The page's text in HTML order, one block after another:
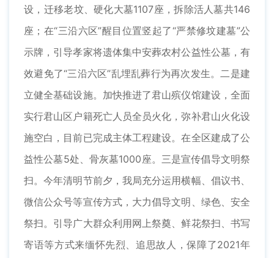
设，迁移老坟、硬化大墓1107座，拆除活人墓共146
座；在“三沿六区”醒目位置竖起了“严禁修坟建墓”公
示牌，引导孝家将遗体集中安葬农村公益性公墓，有
效避免了“三沿六区”乱埋乱葬行为再次发生。二是建
立健全基础设施。加快推进了君山殡仪馆建设，全面
实行君山区户籍死亡人员全员火化，弥补君山火化设
施空白，目前已完成主体工程建设。在全区建成了公
益性公墓5处、骨灰墓1000座。三是宣传倡导文明祭
扫。今年清明节前夕，我局充分运用横幅、倡议书、
微信公众号等宣传方式，大力倡导文明、绿色、安全
祭扫。引导广大群众利用网上祭奠、鲜花祭扫、书写
寄语等方式来缅怀先烈、追思故人，保障了2021年